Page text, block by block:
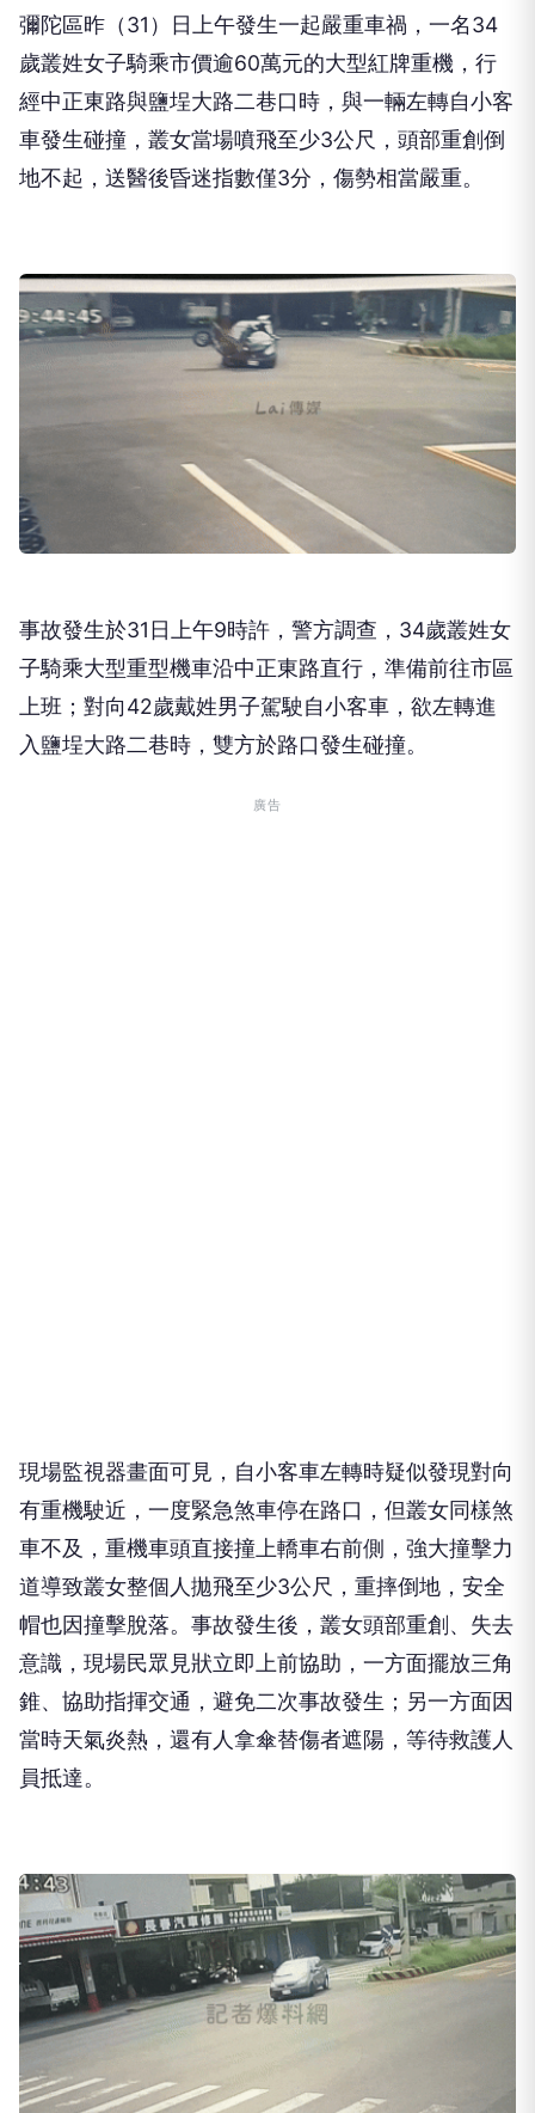
彌陀區昨（31）日上午發生一起嚴重車禍，一名34
歲叢姓女子騎乘市價逾60萬元的大型紅牌重機，行
經中正東路與鹽埕大路二巷口時，與一輛左轉自小客
車發生碰撞，叢女當場噴飛至少3公尺，頭部重創倒
地不起，送醫後昏迷指數僅3分，傷勢相當嚴重。
事故發生於31日上午9時許，警方調查，34歲叢姓女
子騎乘大型重型機車沿中正東路直行，準備前往市區
上班；對向42歲戴姓男子駕駛自小客車，欲左轉進
入鹽埕大路二巷時，雙方於路口發生碰撞。
廣告
現場監視器畫面可見，自小客車左轉時疑似發現對向
有重機駛近，一度緊急煞車停在路口，但叢女同樣煞
車不及，重機車頭直接撞上轎車右前側，強大撞擊力
道導致叢女整個人拋飛至少3公尺，重摔倒地，安全
帽也因撞擊脫落。事故發生後，叢女頭部重創、失去
意識，現場民眾見狀立即上前協助，一方面擺放三角
錐、協助指揮交通，避免二次事故發生；另一方面因
當時天氣炎熱，還有人拿傘替傷者遮陽，等待救護人
員抵達。